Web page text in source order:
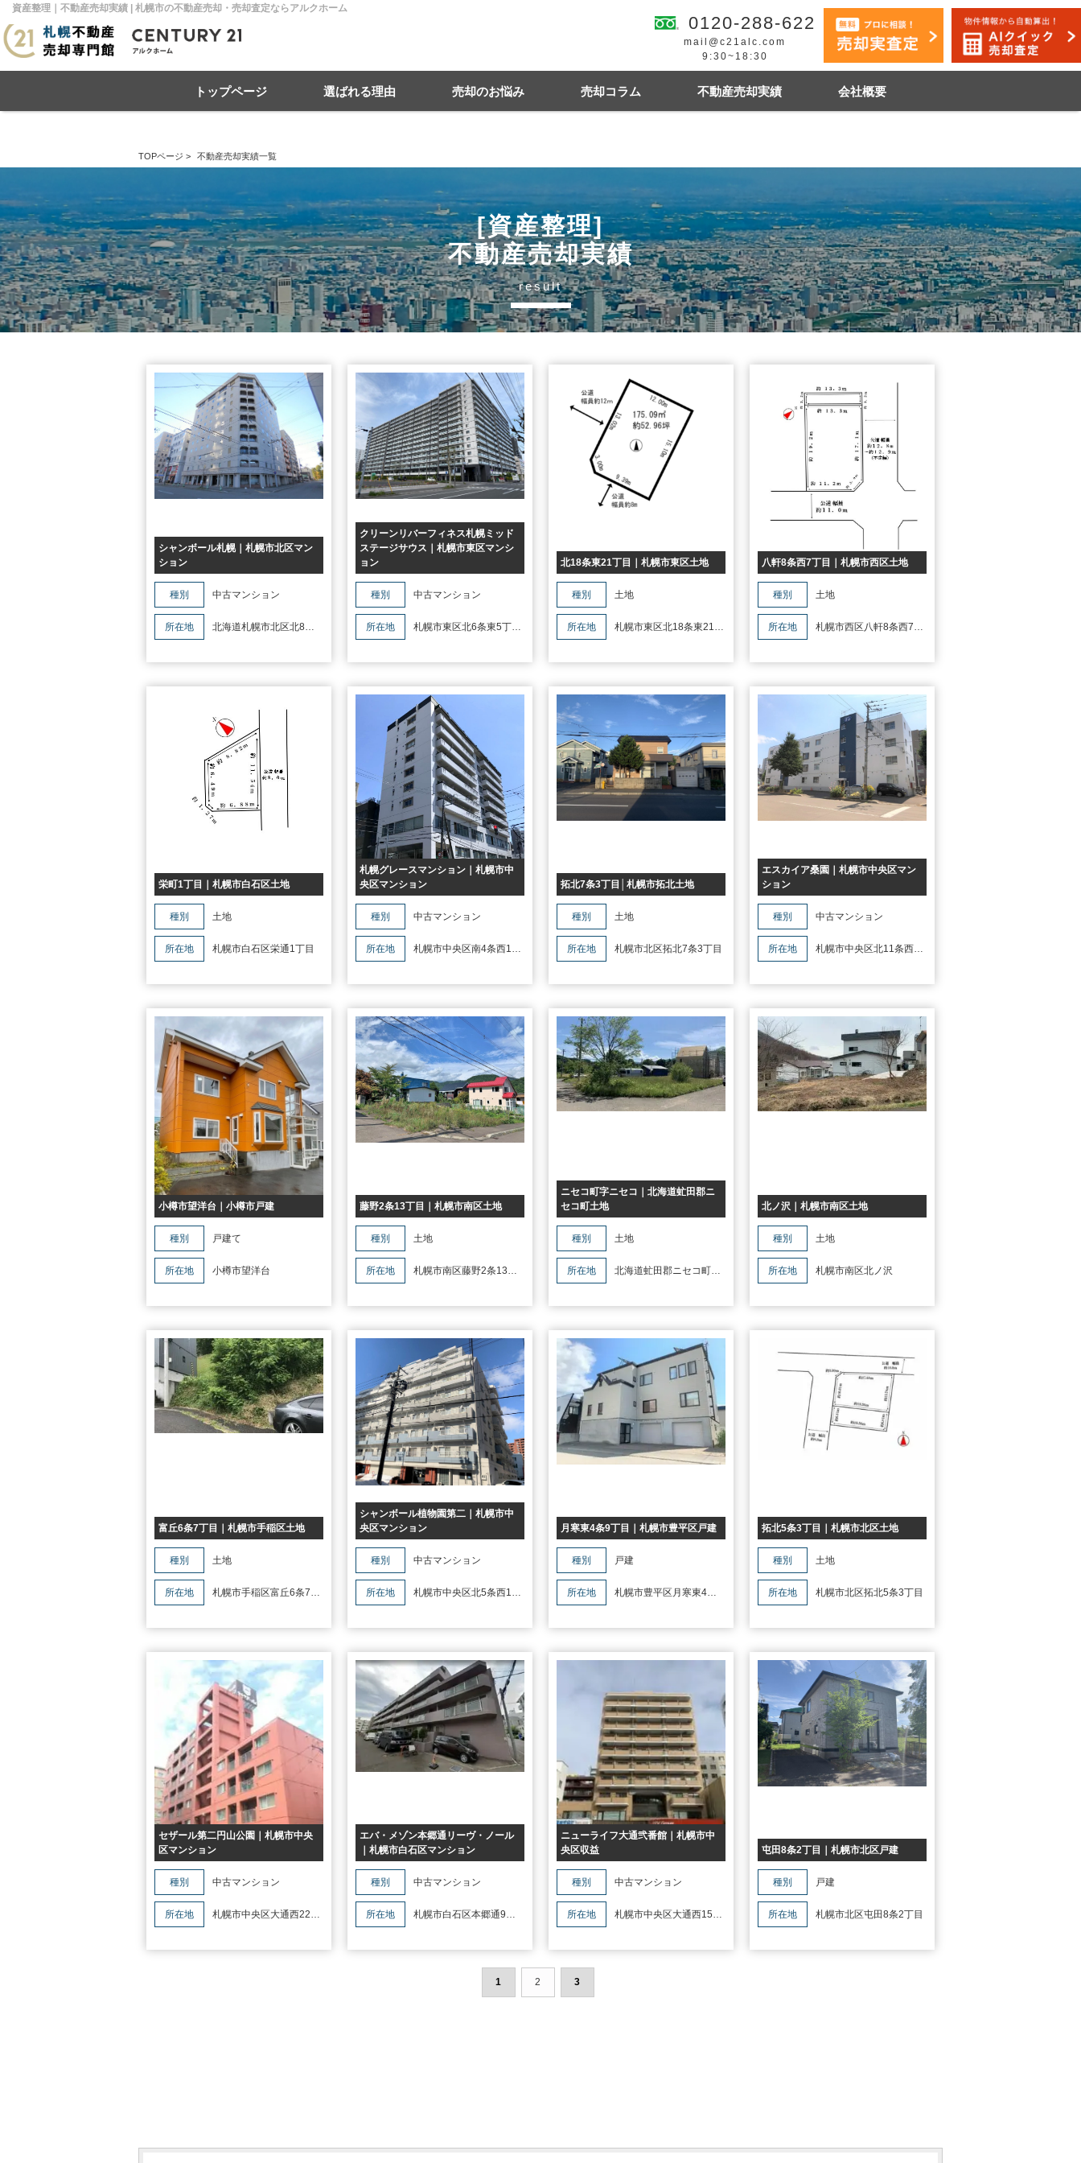
資産整理｜不動産売却実績 | 札幌市の不動産売却・売却査定ならアルクホーム
0120-288-622
mail@c21alc.com
9:30~18:30
トップページ 選ばれる理由 売却のお悩み
離婚 住宅ローンにお悩み
売却コラム
売買の費用・税金 相続関連
不動産売却実績
札幌市南区 札幌市北区 札幌市東区 札幌市西区 札幌市中央区 札幌市手稲区 札幌市白石区
札幌市豊平区 札幌市厚別区 札幌市清田区 江別市 北広島市 小樽市 石狩市 その他地域
住み替え リースバック 相続 離婚 空き家
会社概要
TOPページ > 不動産売却実績一覧
[資産整理]
不動産売却実績
result
シャンボール札幌｜札幌市北区マン
ション
種別 中古マンション
所在地
北海道札幌市北区北8条
クリーンリバーフィネス札幌ミッド
ステージサウス｜札幌市東区マンシ
ョン
種別 中古マンション
所在地
札幌市東区北6条東5丁目
ステージサウス
北18条東21丁目｜札幌市東区土地
種別 土地
所在地
札幌市東区北18条東21丁
八軒8条西7丁目｜札幌市西区土地
種別 土地
所在地
札幌市西区八軒8条西7丁
栄町1丁目｜札幌市白石区土地
種別 土地
所在地 札幌市白石区栄通1丁目
札幌グレースマンション｜札幌市中
央区マンション
種別 中古マンション
所在地
札幌市中央区南4条西13
拓北7条3丁目│札幌市拓北土地
種別 土地
所在地 札幌市北区拓北7条3丁目
エスカイア桑園｜札幌市中央区マン
ション
種別 中古マンション
所在地
札幌市中央区北11条西17
小樽市望洋台｜小樽市戸建
種別 戸建て
所在地 小樽市望洋台
藤野2条13丁目｜札幌市南区土地
種別 土地
所在地
札幌市南区藤野2条13丁
ニセコ町字ニセコ｜北海道虻田郡ニ
セコ町土地
種別 土地
所在地
北海道虻田郡ニセコ町字
北ノ沢｜札幌市南区土地
種別 土地
所在地 札幌市南区北ノ沢
富丘6条7丁目｜札幌市手稲区土地
種別 土地
所在地
札幌市手稲区富丘6条7丁
シャンボール植物園第二｜札幌市中
央区マンション
種別 中古マンション
所在地
札幌市中央区北5条西10
月寒東4条9丁目｜札幌市豊平区戸建
種別 戸建
所在地
札幌市豊平区月寒東4条9
拓北5条3丁目｜札幌市北区土地
種別 土地
所在地 札幌市北区拓北5条3丁目
セザール第二円山公園｜札幌市中央
区マンション
種別 中古マンション
所在地
札幌市中央区大通西22丁
エバ・メゾン本郷通リーヴ・ノール
｜札幌市白石区マンション
種別 中古マンション
所在地
札幌市白石区本郷通9丁
ノール
ニューライフ大通弐番館｜札幌市中
央区収益
種別 中古マンション
所在地
札幌市中央区大通西15丁
屯田8条2丁目｜札幌市北区戸建
種別 戸建
所在地 札幌市北区屯田8条2丁目
1 2 3